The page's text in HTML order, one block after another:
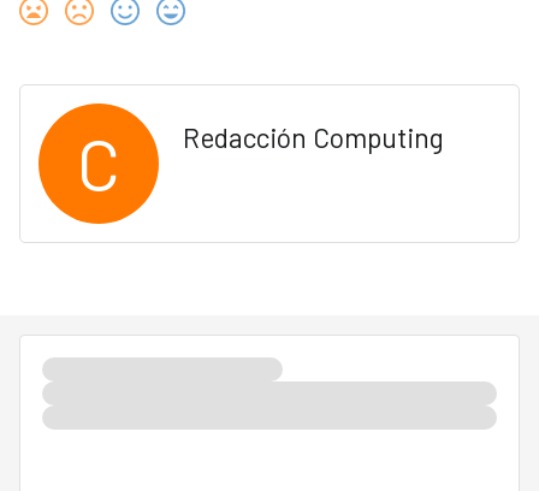
C Redacción Computing